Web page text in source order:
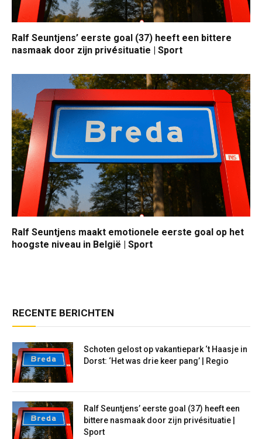
Ralf Seuntjens’ eerste goal (37) heeft een bittere
nasmaak door zijn privésituatie | Sport
Ralf Seuntjens maakt emotionele eerste goal op het
hoogste niveau in België | Sport
RECENTE BERICHTEN
Schoten gelost op vakantiepark ‘t Haasje in
Dorst: ‘Het was drie keer pang’ | Regio
Ralf Seuntjens’ eerste goal (37) heeft een
bittere nasmaak door zijn privésituatie |
Sport